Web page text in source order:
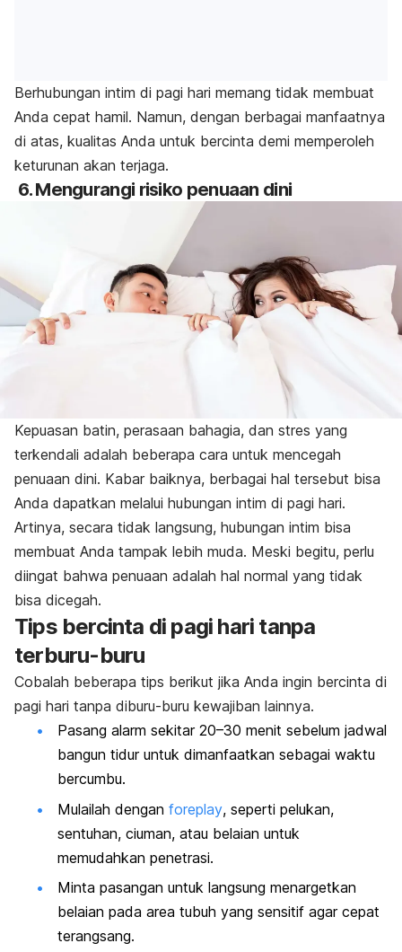
Berhubungan intim di pagi hari memang tidak membuat
Anda cepat hamil. Namun, dengan berbagai manfaatnya
di atas, kualitas Anda untuk bercinta demi memperoleh
keturunan akan terjaga.
6. Mengurangi risiko penuaan dini
Kepuasan batin, perasaan bahagia, dan stres yang
terkendali adalah beberapa cara untuk mencegah
penuaan dini. Kabar baiknya, berbagai hal tersebut bisa
Anda dapatkan melalui hubungan intim di pagi hari.
Artinya, secara tidak langsung, hubungan intim bisa
membuat Anda tampak lebih muda. Meski begitu, perlu
diingat bahwa penuaan adalah hal normal yang tidak
bisa dicegah.
Tips bercinta di pagi hari tanpa
terburu-buru
Cobalah beberapa tips berikut jika Anda ingin bercinta di
pagi hari tanpa diburu-buru kewajiban lainnya.
Pasang alarm sekitar 20–30 menit sebelum jadwal
bangun tidur untuk dimanfaatkan sebagai waktu
bercumbu.
Mulailah dengan foreplay, seperti pelukan,
sentuhan, ciuman, atau belaian untuk
memudahkan penetrasi.
Minta pasangan untuk langsung menargetkan
belaian pada area tubuh yang sensitif agar cepat
terangsang.